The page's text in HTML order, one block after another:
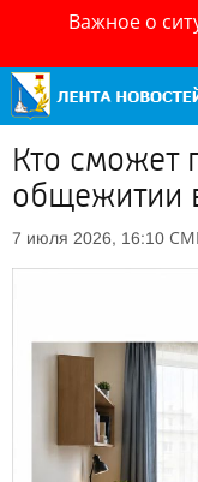
Важное о
Кто сможет
общежитии
7 июля 2026, 16:10